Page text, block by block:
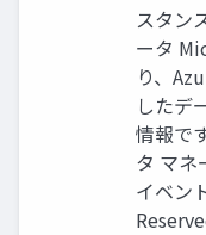
スタン
ータ
り、
したデ
情報で
タ マネ
イベン